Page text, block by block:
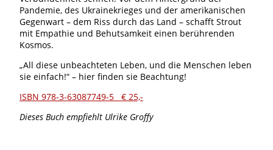
Pandemie, des Ukrainekrieges und der amerikanischen
Gegenwart – dem Riss durch das Land – schafft Strout
mit Empathie und Behutsamkeit einen berührenden
Kosmos.
„All diese unbeachteten Leben, und die Menschen leben
sie einfach!“ – hier finden sie Beachtung!
ISBN 978-3-63087749-5 € 25,-
Dieses Buch empfiehlt Ulrike Groffy